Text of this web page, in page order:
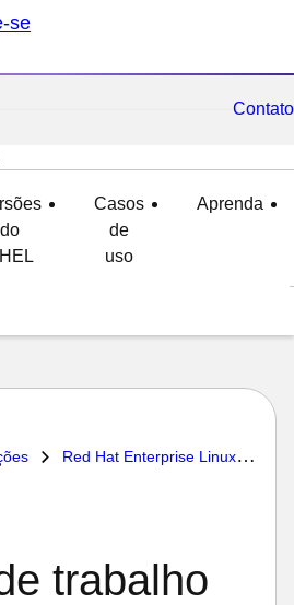
se
Contato
do
Casos
de
uso
Aprenda
Red Hat Enterprise Linux
trabalho